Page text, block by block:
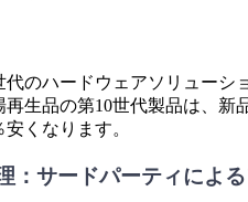
のハードウェアソリュー
生品の第10世代製品は、
くなります。
：サードパーティによ